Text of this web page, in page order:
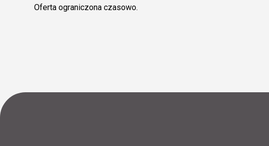
Oferta ograniczona czasowo.